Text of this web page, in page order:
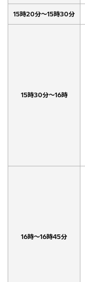
15時20分～15時30分
15時30分～16時
16時～16時45分